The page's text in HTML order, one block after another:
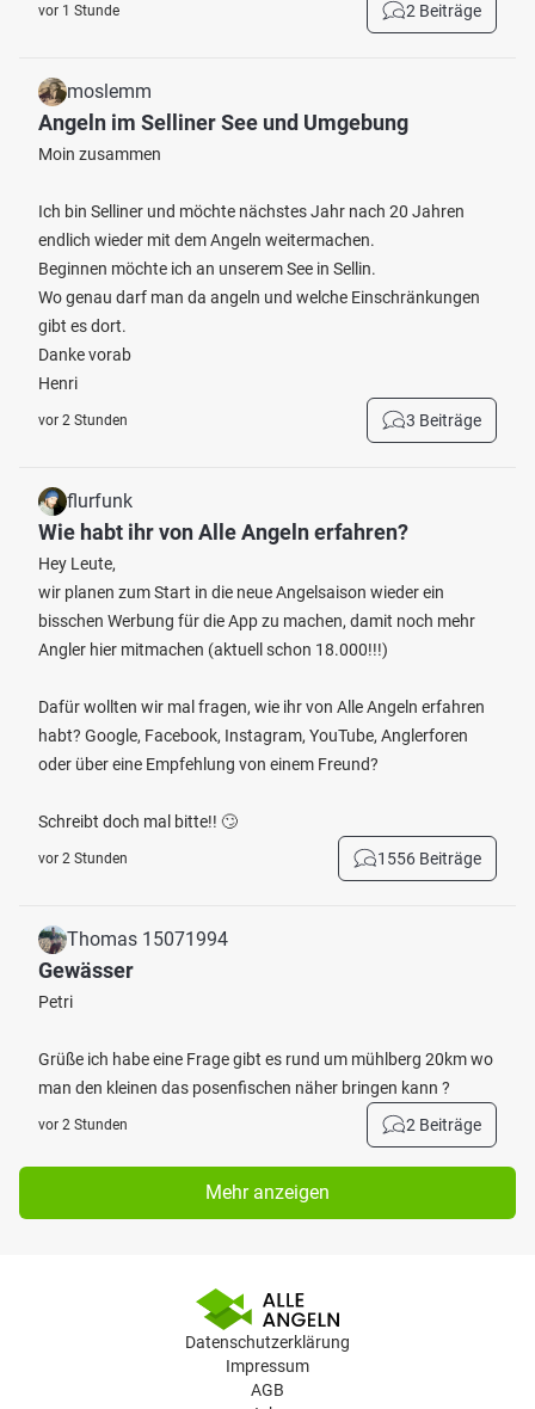
vor 1 Stunde 2 Beiträge
moslemm
Angeln im Selliner See und Umgebung
Moin zusammen
Ich bin Selliner und möchte nächstes Jahr nach 20 Jahren
endlich wieder mit dem Angeln weitermachen.
Beginnen möchte ich an unserem See in Sellin.
Wo genau darf man da angeln und welche Einschränkungen
gibt es dort.
Danke vorab
Henri
vor 2 Stunden 3 Beiträge
flurfunk
Wie habt ihr von Alle Angeln erfahren?
Hey Leute,
wir planen zum Start in die neue Angelsaison wieder ein
bisschen Werbung für die App zu machen, damit noch mehr
Angler hier mitmachen (aktuell schon 18.000!!!)
Dafür wollten wir mal fragen, wie ihr von Alle Angeln erfahren
habt? Google, Facebook, Instagram, YouTube, Anglerforen
oder über eine Empfehlung von einem Freund?
Schreibt doch mal bitte!! 🙄
vor 2 Stunden 1556 Beiträge
Thomas 15071994
Gewässer
Petri
Grüße ich habe eine Frage gibt es rund um mühlberg 20km wo
man den kleinen das posenfischen näher bringen kann ?
vor 2 Stunden 2 Beiträge
Mehr anzeigen
Datenschutzerklärung
Impressum
AGB